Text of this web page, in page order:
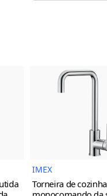
do Produto
IMEX
Torneira de cozinha